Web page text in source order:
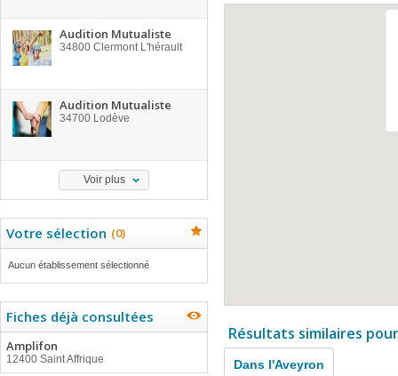
Audition Mutualiste
34800 Clermont L'hérault
Audition Mutualiste
34700 Lodève
Voir plus
Votre sélection (0)
Aucun établissement sélectionné
Fiches déjà consultées
Amplifon
12400 Saint Affrique
Résultats similaires
Dans l'Aveyron